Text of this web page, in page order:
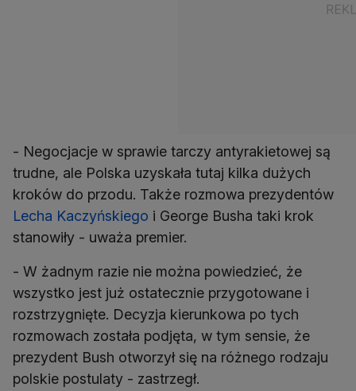
- Negocjacje w sprawie tarczy antyrakietowej są
trudne, ale Polska uzyskała tutaj kilka dużych
kroków do przodu. Także rozmowa prezydentów
Lecha Kaczyńskiego i George Busha taki krok
stanowiły - uważa premier.
- W żadnym razie nie można powiedzieć, że
wszystko jest już ostatecznie przygotowane i
rozstrzygnięte. Decyzja kierunkowa po tych
rozmowach została podjęta, w tym sensie, że
prezydent Bush otworzył się na różnego rodzaju
polskie postulaty - zastrzegł.